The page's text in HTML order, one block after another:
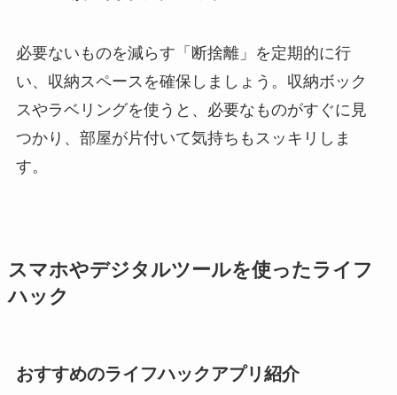
必要ないものを減らす「断捨離」を定期的に行
い、収納スペースを確保しましょう。収納ボック
スやラベリングを使うと、必要なものがすぐに見
つかり、部屋が片付いて気持ちもスッキリしま
す。
スマホやデジタルツールを使ったライフ
ハック
おすすめのライフハックアプリ紹介